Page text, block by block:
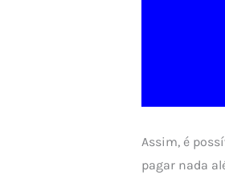
Assim, é
pagar nada